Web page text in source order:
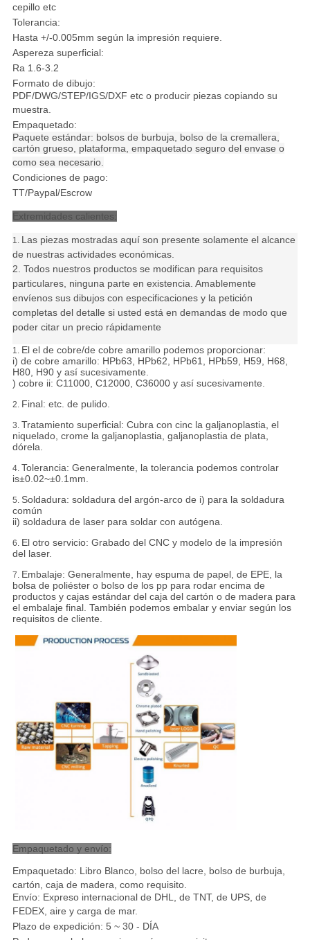
cepillo etc
Tolerancia:
Hasta +/-0.005mm según la impresión requiere.
Aspereza superficial:
Ra 1.6-3.2
Formato de dibujo:
PDF/DWG/STEP/IGS/DXF etc o producir piezas copiando su
muestra.
Empaquetado:
Paquete estándar: bolsos de burbuja, bolso de la cremallera,
cartón grueso, plataforma, empaquetado seguro del envase o
como sea necesario.
Condiciones de pago:
TT/Paypal/Escrow
Extremidades calientes:
1. Las piezas mostradas aquí son presente solamente el alcance
de nuestras actividades económicas.
2. Todos nuestros productos se modifican para requisitos
particulares, ninguna parte en existencia. Amablemente
envíenos sus dibujos con especificaciones y la petición
completas del detalle si usted está en demandas de modo que
poder citar un precio rápidamente
1. El el de cobre/de cobre amarillo podemos proporcionar:
i) de cobre amarillo: HPb63, HPb62, HPb61, HPb59, H59, H68,
H80, H90 y así sucesivamente.
) cobre ii: C11000, C12000, C36000 y así sucesivamente.
2. Final: etc. de pulido.
3. Tratamiento superficial: Cubra con cinc la galjanoplastia, el
niquelado, crome la galjanoplastia, galjanoplastia de plata,
dórela.
4. Tolerancia: Generalmente, la tolerancia podemos controlar
is±0.02~±0.1mm.
5. Soldadura: soldadura del argón-arco de i) para la soldadura
común
ii) soldadura de laser para soldar con autógena.
6. El otro servicio: Grabado del CNC y modelo de la impresión
del laser.
7. Embalaje: Generalmente, hay espuma de papel, de EPE, la
bolsa de poliéster o bolso de los pp para rodar encima de
productos y cajas estándar del caja del cartón o de madera para
el embalaje final. También podemos embalar y enviar según los
requisitos de cliente.
Empaquetado y envío:
Empaquetado: Libro Blanco, bolso del lacre, bolso de burbuja,
cartón, caja de madera, como requisito.
Envío: Expreso internacional de DHL, de TNT, de UPS, de
FEDEX, aire y carga de mar.
Plazo de expedición: 5 ~ 30 - DÍA